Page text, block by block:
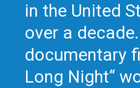
in the United
over a
documentary
Long Night“